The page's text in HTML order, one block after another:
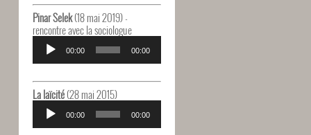
Pinar Selek(18 mai 2019) -
rencontre avec la sociologue
Lecteur
audio
00:00 00:00
La laïcité(28 mai 2015)
Lecteur
audio
00:00 00:00